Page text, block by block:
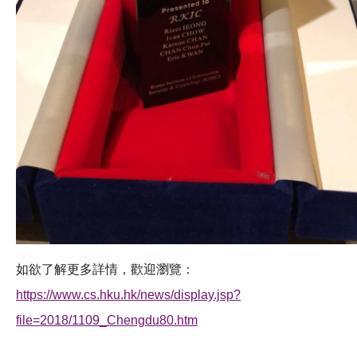
如欲了解更多詳情，歡迎瀏覽：
https://www.cs.hku.hk/news/display.jsp?
file=2018/1109_Chengdu80.htm